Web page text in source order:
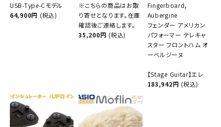
USB-Type-Cモデル
64,900円 (税込)
※こちらの商品はお取
り寄せとなります。在庫
確認後ご連絡します。
35,200円 (税込)
Fingerboard,
Aubergine
フェンダー アメリカン
パフォーマー テレキャ
スター フロントハム オ
ーベルジーヌ
【Stage Guitar】エレ
183,942円 (税込)